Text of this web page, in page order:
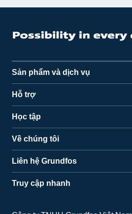
Sản phẩm và dịch vụ
Hỗ trợ
Học tập
Về chúng tôi
Liên hệ Grundfos
Truy cập nhanh